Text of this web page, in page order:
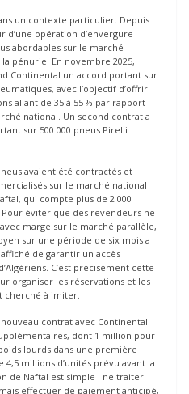
un contexte particulier. Depuis
d’une opération d’envergure
abordables sur le marché
pénurie. En novembre 2025,
Continental un accord portant sur
avec l’objectif d’offrir
allant de 35 à 55 % par rapport
national. Un second contrat a
sur 500 000 pneus Pirelli
avaient été contractés et
sur le marché national
qui compte plus de 2 000
éviter que des revendeurs ne
marge sur le marché parallèle,
sur une période de six mois a
de garantir un accès
C’est précisément cette
organiser les réservations et les
cherché à imiter.
contrat avec Continental
dont 1 million pour
lourds dans une première
millions d’unités prévu avant la
de Naftal est simple : ne traiter
effectuer de paiement anticipé,